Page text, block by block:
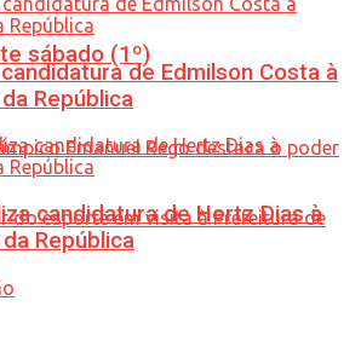
sábado (1º)
de Edmilson Costa à
República
candidatura de Hertz Dias à
República